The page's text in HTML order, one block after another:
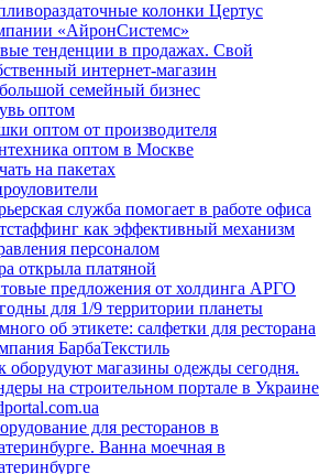
колонки Цертус
«АйронСистемс»
тенденции в продажах. Свой
интернет-магазин
семейный бизнес
оптом
оптом от производителя
оптом в Москве
на пакетах
служба помогает в работе офиса
как эффективный механизм
персоналом
открыла платяной
предложения от холдинга АРГО
для 1/9 территории планеты
об этикете: салфетки для ресторана
БарбаТекстиль
оборудуют магазины одежды сегодня.
на строительном портале в Украине
для ресторанов в
Ванна моечная в